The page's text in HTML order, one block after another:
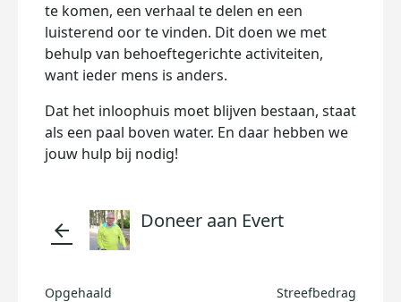
te komen, een verhaal te delen en een
luisterend oor te vinden. Dit doen we met
behulp van behoeftegerichte activiteiten,
want ieder mens is anders.
Dat het inloophuis moet blijven bestaan, staat
als een paal boven water. En daar hebben we
jouw hulp bij nodig!
arrow_back Doneer aan Evert
Opgehaald Streefbedrag